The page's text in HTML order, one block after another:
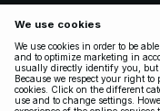
VOLG ONS
LEGAAL